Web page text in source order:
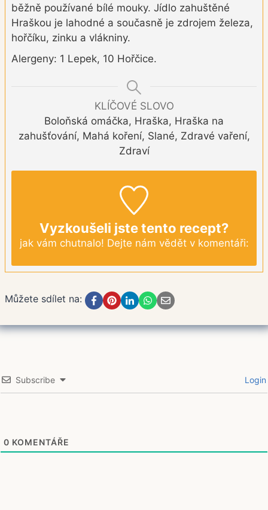
běžně používané bílé mouky. Jídlo zahuštěné
Hraškou je lahodné a současně je zdrojem železa,
hořčíku, zinku a vlákniny.
Alergeny: 1 Lepek, 10 Hořčice.
KLÍČOVÉ SLOVO
Boloňská omáčka, Hraška, Hraška na
zahušťování, Mahá koření, Slané, Zdravé vaření,
Zdraví
Vyzkoušeli jste tento recept?
jak vám chutnalo! Dejte nám vědět v komentáři:
Můžete sdílet na:
Subscribe Login
0 KOMENTÁŘE